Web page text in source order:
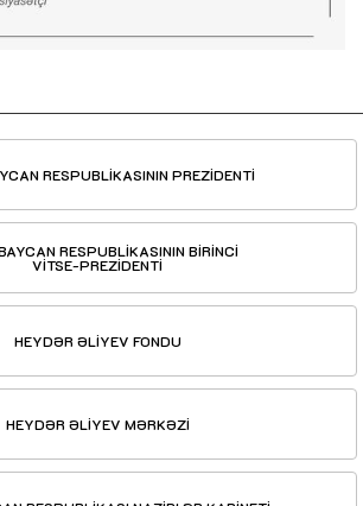
RESPUBLİKASININ PREZİDENTİ
RESPUBLİKASININ BİRİNCİ
VİTSE-PREZİDENTİ
HEYDƏR ƏLİYEV FONDU
HEYDƏR ƏLİYEV MƏRKƏZİ